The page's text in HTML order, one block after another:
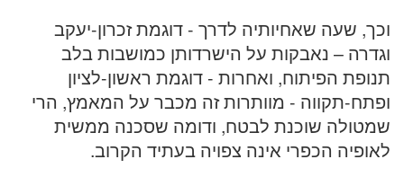
וכך, שעה שאחיותיה לדרך - דוגמת זכרון-יעקב
וגדרה – נאבקות על הישרדותן כמושבות בלב
תנופת הפיתוח, ואחרות - דוגמת ראשון-לציון
ופתח-תקווה - מוותרות זה מכבר על המאמץ, הרי
שמטולה שוכנת לבטח, ודומה שסכנה ממשית
לאופיה הכפרי אינה צפויה בעתיד הקרוב.